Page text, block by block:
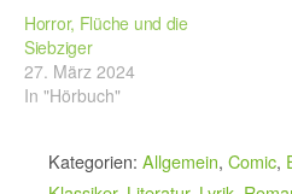
Horror, Flüche und die
Siebziger
27. März 2024
In "Hörbuch"
Kategorien: Allgemein, Comic,